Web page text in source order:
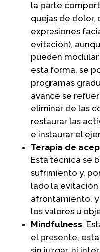
la parte
quejas de dolor,
expresiones
evitación),
pueden
esta forma, se
programas
avance se
eliminar de las
restaurar las
e instaurar el
Terapia de
Está técnica se
sufrimiento y,
lado la
afrontamiento,
los valores u
Mindfulness.
el presente,